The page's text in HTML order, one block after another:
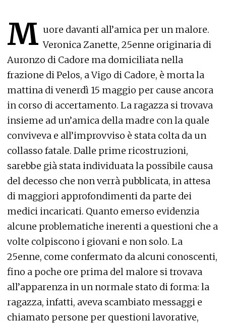
M uore davanti all’amica per un malore.
Veronica Zanette, 25enne originaria di
Auronzo di Cadore ma domiciliata nella
frazione di Pelos, a Vigo di Cadore, è morta la
mattina di venerdì 15 maggio per cause ancora
in corso di accertamento. La ragazza si trovava
insieme ad un’amica della madre con la quale
conviveva e all’improvviso è stata colta da un
collasso fatale. Dalle prime ricostruzioni,
sarebbe già stata individuata la possibile causa
del decesso che non verrà pubblicata, in attesa
di maggiori approfondimenti da parte dei
medici incaricati. Quanto emerso evidenzia
alcune problematiche inerenti a questioni che a
volte colpiscono i giovani e non solo. La
25enne, come confermato da alcuni conoscenti,
fino a poche ore prima del malore si trovava
all’apparenza in un normale stato di forma: la
ragazza, infatti, aveva scambiato messaggi e
chiamato persone per questioni lavorative,